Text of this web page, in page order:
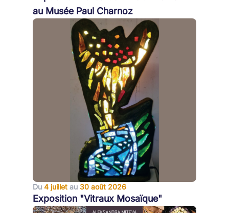
au Musée Paul Charnoz
Du 4 juillet au 30 août 2026
Exposition "Vitraux Mosaïque"